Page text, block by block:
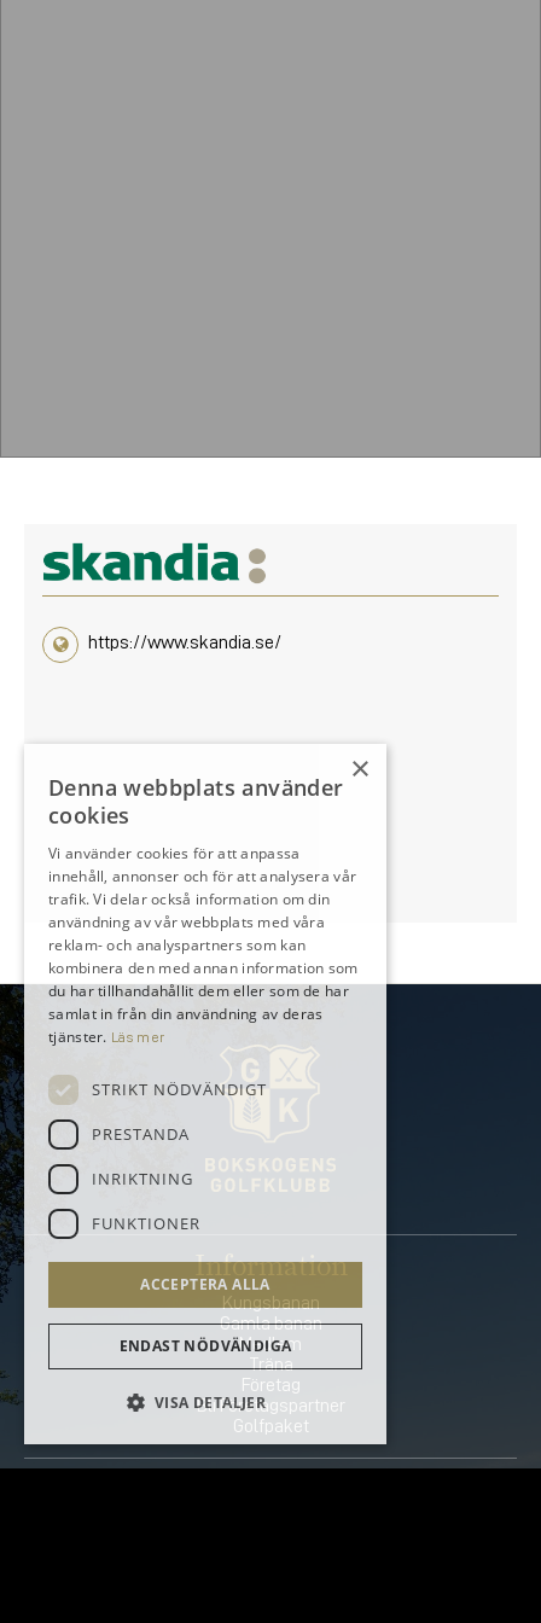
https://www.skandia.se/
Information
Kungsbanan
Gamla banan
Medlem
Träna
Företag
Bli Företagspartner
Golfpaket
×
Denna webbplats använder
cookies
Vi använder cookies för att anpassa
innehåll, annonser och för att analysera vår
trafik. Vi delar också information om din
användning av vår webbplats med våra
reklam- och analyspartners som kan
kombinera den med annan information som
du har tillhandahållit dem eller som de har
samlat in från din användning av deras
tjänster. Läs mer
STRIKT NÖDVÄNDIGT
PRESTANDA
INRIKTNING
FUNKTIONER
ACCEPTERA ALLA
ENDAST NÖDVÄNDIGA
VISA DETALJER